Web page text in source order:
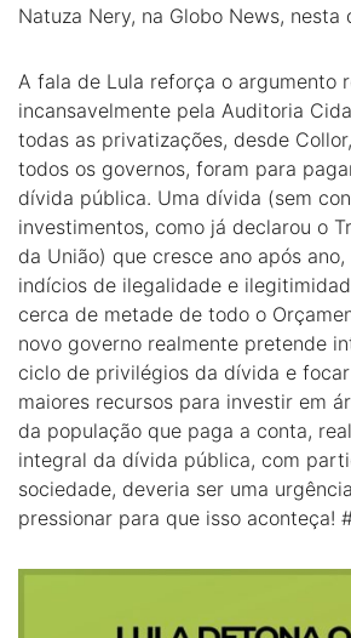
Natuza Nery, na Globo News,
A fala de Lula reforça o argumento
incansavelmente pela Auditoria
todas as privatizações, desde
todos os governos, foram para
dívida pública. Uma dívida (sem
investimentos, como já declarou o
da União) que cresce ano após
indícios de ilegalidade e
cerca de metade de todo o
novo governo realmente pretende
ciclo de privilégios da dívida e
maiores recursos para investir em
da população que paga a conta,
integral da dívida pública, com
sociedade, deveria ser uma
pressionar para que isso aconteça!